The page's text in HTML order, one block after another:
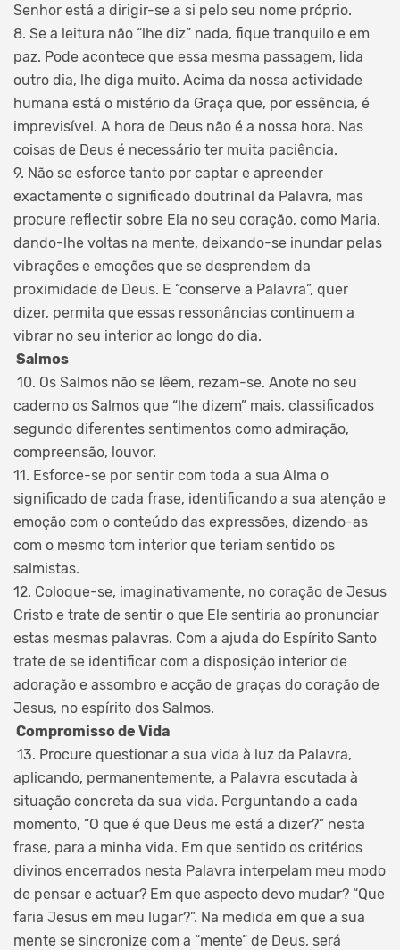
Senhor está a dirigir-se a si pelo seu nome próprio.
8. Se a leitura não “lhe diz” nada, fique tranquilo e em
paz. Pode acontece que essa mesma passagem, lida
outro dia, lhe diga muito. Acima da nossa actividade
humana está o mistério da Graça que, por essência, é
imprevisível. A hora de Deus não é a nossa hora. Nas
coisas de Deus é necessário ter muita paciência.
9. Não se esforce tanto por captar e apreender
exactamente o significado doutrinal da Palavra, mas
procure reflectir sobre Ela no seu coração, como Maria,
dando-lhe voltas na mente, deixando-se inundar pelas
vibrações e emoções que se desprendem da
proximidade de Deus. E “conserve a Palavra”, quer
dizer, permita que essas ressonâncias continuem a
vibrar no seu interior ao longo do dia.
Salmos
10. Os Salmos não se lêem, rezam-se. Anote no seu
caderno os Salmos que “lhe dizem” mais, classificados
segundo diferentes sentimentos como admiração,
compreensão, louvor.
11. Esforce-se por sentir com toda a sua Alma o
significado de cada frase, identificando a sua atenção e
emoção com o conteúdo das expressões, dizendo-as
com o mesmo tom interior que teriam sentido os
salmistas.
12. Coloque-se, imaginativamente, no coração de Jesus
Cristo e trate de sentir o que Ele sentiria ao pronunciar
estas mesmas palavras. Com a ajuda do Espírito Santo
trate de se identificar com a disposição interior de
adoração e assombro e acção de graças do coração de
Jesus, no espírito dos Salmos.
Compromisso de Vida
13. Procure questionar a sua vida à luz da Palavra,
aplicando, permanentemente, a Palavra escutada à
situação concreta da sua vida. Perguntando a cada
momento, “O que é que Deus me está a dizer?” nesta
frase, para a minha vida. Em que sentido os critérios
divinos encerrados nesta Palavra interpelam meu modo
de pensar e actuar? Em que aspecto devo mudar? “Que
faria Jesus em meu lugar?”. Na medida em que a sua
mente se sincronize com a “mente” de Deus, será